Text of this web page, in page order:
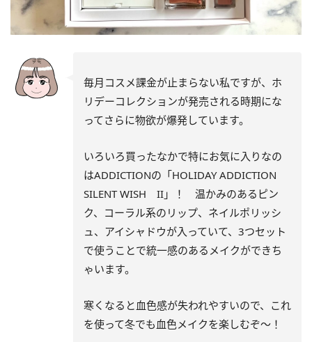
毎月コスメ課金が止まらない私ですが、ホ
リデーコレクションが発売される時期にな
ってさらに物欲が爆発しています。
いろいろ買ったなかで特にお気に入りなの
はADDICTIONの「HOLIDAY ADDICTION
SILENT WISH II」！ 温かみのあるピン
ク、コーラル系のリップ、ネイルポリッシ
ュ、アイシャドウが入っていて、3つセット
で使うことで統一感のあるメイクができち
ゃいます。
寒くなると血色感が失われやすいので、これ
を使って冬でも血色メイクを楽しむぞ～！